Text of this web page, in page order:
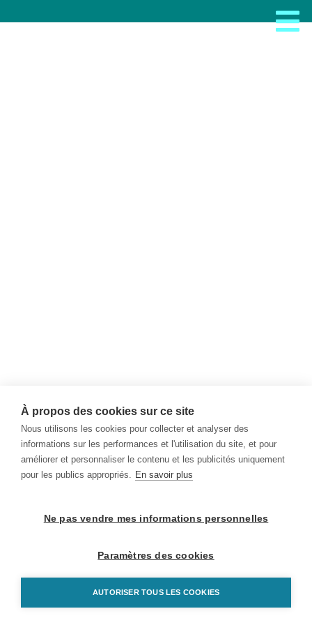
À propos des cookies sur ce site
Nous utilisons les cookies pour collecter et analyser des
informations sur les performances et l'utilisation du site, et pour
améliorer et personnaliser le contenu et les publicités uniquement
pour les publics appropriés. En savoir plus
Ne pas vendre mes informations personnelles
Paramètres des cookies
AUTORISER TOUS LES COOKIES